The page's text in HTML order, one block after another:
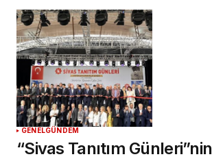
GENELGÜNDEM
“Sivas Tanıtım Günleri”nin